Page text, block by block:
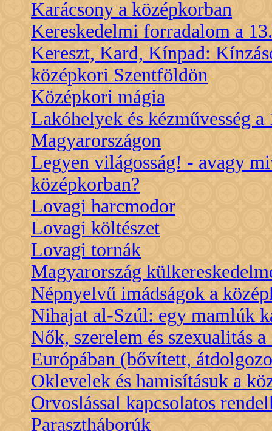
Karácsony a középkorban
Kereskedelmi forradalom a
Kereszt, Kard, Kínpad:
középkori Szentföldön
Középkori mágia
Lakóhelyek és kézművesség a
Magyarországon
Legyen világosság! - avagy
középkorban?
Lovagi harcmodor
Lovagi költészet
Lovagi tornák
Magyarország
Népnyelvű imádságok a
Nihajat al-Szúl: egy mamlúk
Nők, szerelem és szexualitás
Európában (bővített,
Oklevelek és hamisításuk a
Orvoslással kapcsolatos
Parasztháborúk